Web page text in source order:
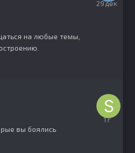
на любые темы,
29
вы боялись
21